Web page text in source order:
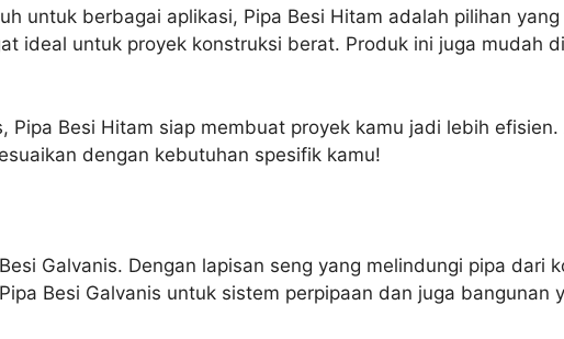
untuk berbagai aplikasi, Pipa Besi Hitam adalah pilihan
ideal untuk proyek konstruksi berat. Produk ini juga mudah
Pipa Besi Hitam siap membuat proyek kamu jadi lebih
dengan kebutuhan spesifik kamu!
Galvanis. Dengan lapisan seng yang melindungi pipa dari
Besi Galvanis untuk sistem perpipaan dan juga